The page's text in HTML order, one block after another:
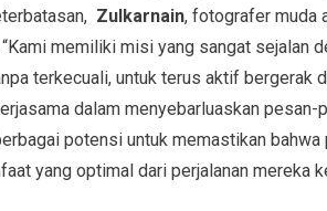
Zulkarnain, fotografer muda
memiliki misi yang sangat sejalan
terkecuali, untuk terus aktif bergerak
dalam menyebarluaskan
potensi untuk memastikan
yang optimal dari perjalanan mereka